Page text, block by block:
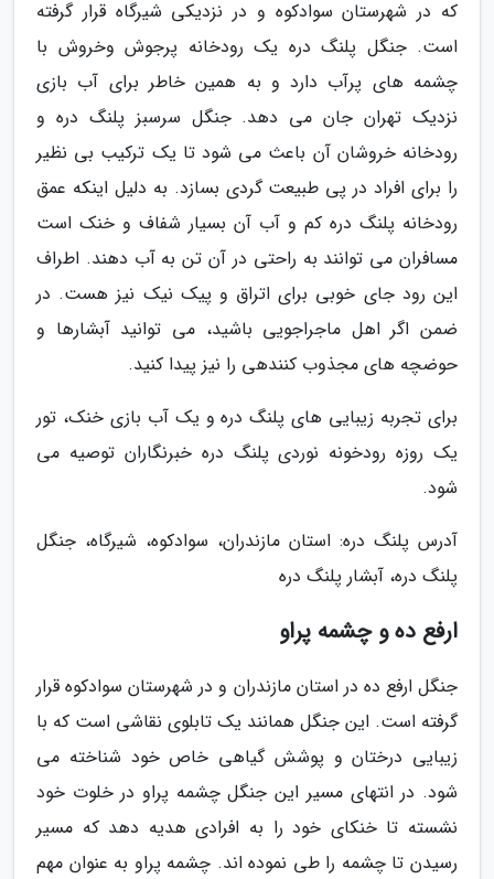
که در شهرستان سوادکوه و در نزدیکی شیرگاه قرار گرفته
است. جنگل پلنگ دره یک رودخانه پرجوش وخروش با
چشمه های پرآب دارد و به همین خاطر برای آب بازی
نزدیک تهران جان می دهد. جنگل سرسبز پلنگ دره و
رودخانه خروشان آن باعث می شود تا یک ترکیب بی نظیر
را برای افراد در پی طبیعت گردی بسازد. به دلیل اینکه عمق
رودخانه پلنگ دره کم و آب آن بسیار شفاف و خنک است
مسافران می توانند به راحتی در آن تن به آب دهند. اطراف
این رود جای خوبی برای اتراق و پیک نیک نیز هست. در
ضمن اگر اهل ماجراجویی باشید، می توانید آبشارها و
حوضچه های مجذوب کنندهی را نیز پیدا کنید.
برای تجربه زیبایی های پلنگ دره و یک آب بازی خنک، تور
یک روزه رودخونه نوردی پلنگ دره خبرنگاران توصیه می
شود.
آدرس پلنگ دره: استان مازندران، سوادکوه، شیرگاه، جنگل
پلنگ دره، آبشار پلنگ دره
ارفع ده و چشمه پراو
جنگل ارفع ده در استان مازندران و در شهرستان سوادکوه قرار
گرفته است. این جنگل همانند یک تابلوی نقاشی است که با
زیبایی درختان و پوشش گیاهی خاص خود شناخته می
شود. در انتهای مسیر این جنگل چشمه پراو در خلوت خود
نشسته تا خنکای خود را به افرادی هدیه دهد که مسیر
رسیدن تا چشمه را طی نموده اند. چشمه پراو به عنوان مهم